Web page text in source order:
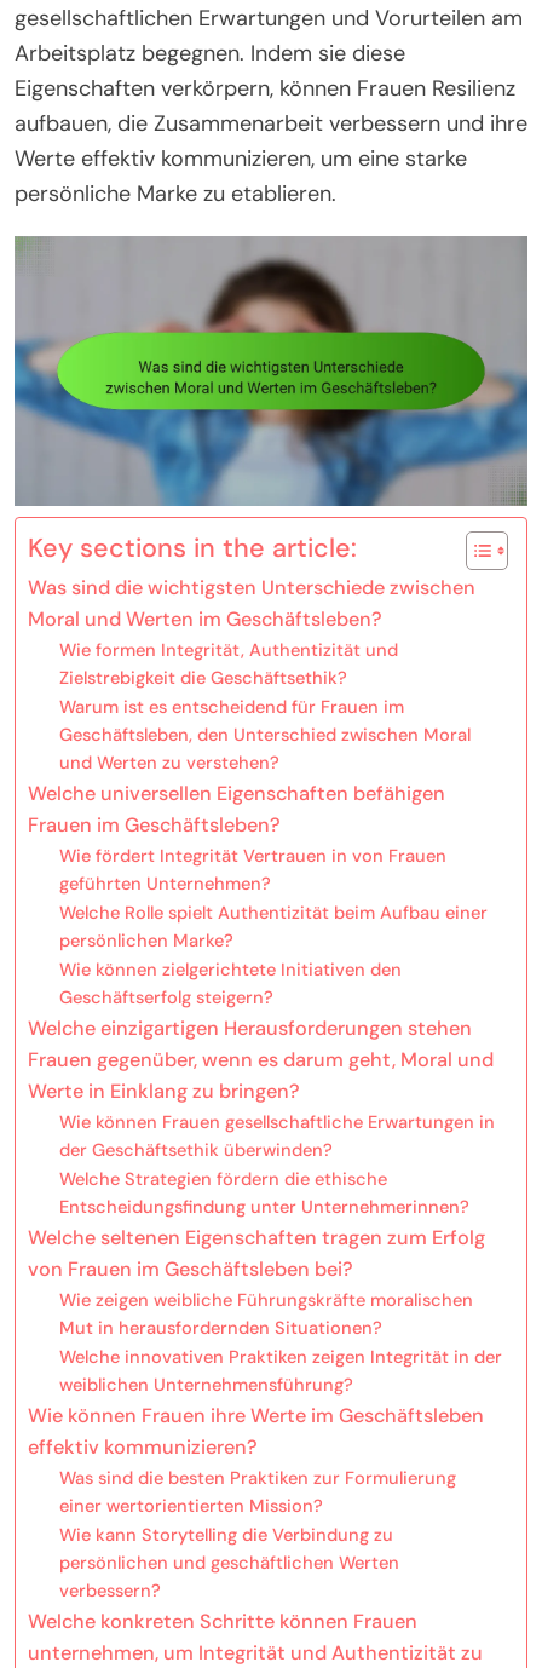
gesellschaftlichen Erwartungen und Vorurteilen am
Arbeitsplatz begegnen. Indem sie diese
Eigenschaften verkörpern, können Frauen Resilienz
aufbauen, die Zusammenarbeit verbessern und ihre
Werte effektiv kommunizieren, um eine starke
persönliche Marke zu etablieren.
Key sections in the article:
Was sind die wichtigsten Unterschiede zwischen
Moral und Werten im Geschäftsleben?
Wie formen Integrität, Authentizität und
Zielstrebigkeit die Geschäftsethik?
Warum ist es entscheidend für Frauen im
Geschäftsleben, den Unterschied zwischen Moral
und Werten zu verstehen?
Welche universellen Eigenschaften befähigen
Frauen im Geschäftsleben?
Wie fördert Integrität Vertrauen in von Frauen
geführten Unternehmen?
Welche Rolle spielt Authentizität beim Aufbau einer
persönlichen Marke?
Wie können zielgerichtete Initiativen den
Geschäftserfolg steigern?
Welche einzigartigen Herausforderungen stehen
Frauen gegenüber, wenn es darum geht, Moral und
Werte in Einklang zu bringen?
Wie können Frauen gesellschaftliche Erwartungen in
der Geschäftsethik überwinden?
Welche Strategien fördern die ethische
Entscheidungsfindung unter Unternehmerinnen?
Welche seltenen Eigenschaften tragen zum Erfolg
von Frauen im Geschäftsleben bei?
Wie zeigen weibliche Führungskräfte moralischen
Mut in herausfordernden Situationen?
Welche innovativen Praktiken zeigen Integrität in der
weiblichen Unternehmensführung?
Wie können Frauen ihre Werte im Geschäftsleben
effektiv kommunizieren?
Was sind die besten Praktiken zur Formulierung
einer wertorientierten Mission?
Wie kann Storytelling die Verbindung zu
persönlichen und geschäftlichen Werten
verbessern?
Welche konkreten Schritte können Frauen
unternehmen, um Integrität und Authentizität zu